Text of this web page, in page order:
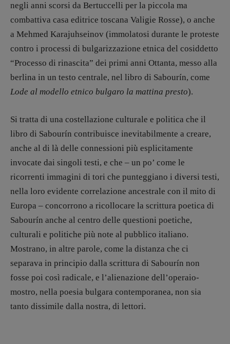
Associazione Pulp Magazine – registrazione
Tribunale Milano n° 5864/2023 – cod. fis.
negli anni scorsi da Bertuccelli per la piccola ma
combattiva casa editrice toscana Valigie Rosse), o anche
a Mehmed Karajuhseinov (immolatosi durante le proteste
contro i processi di bulgarizzazione etnica del cosiddetto
“Processo di rinascita” dei primi anni Ottanta, messo alla
berlina in un testo centrale, nel libro di Sabourín, come
Lode al modello etnico bulgaro la mattina presto).
Si tratta di una costellazione culturale e politica che il
libro di Sabourín contribuisce inevitabilmente a creare,
anche al di là delle connessioni più esplicitamente
invocate dai singoli testi, e che – un po’ come le
ricorrenti immagini di tori che punteggiano i diversi testi,
nella loro evidente correlazione ancestrale con il mito di
Europa – concorrono a ricollocare la scrittura poetica di
Sabourín anche al centro delle questioni poetiche,
culturali e politiche più note al pubblico italiano.
Mostrano, in altre parole, come la distanza che ci
separava in principio dalla scrittura di Sabourín non
fosse poi così radicale, e l’alienazione dell’operaio-
mostro, nella poesia bulgara contemporanea, non sia
tanto dissimile dalla nostra, di lettori.